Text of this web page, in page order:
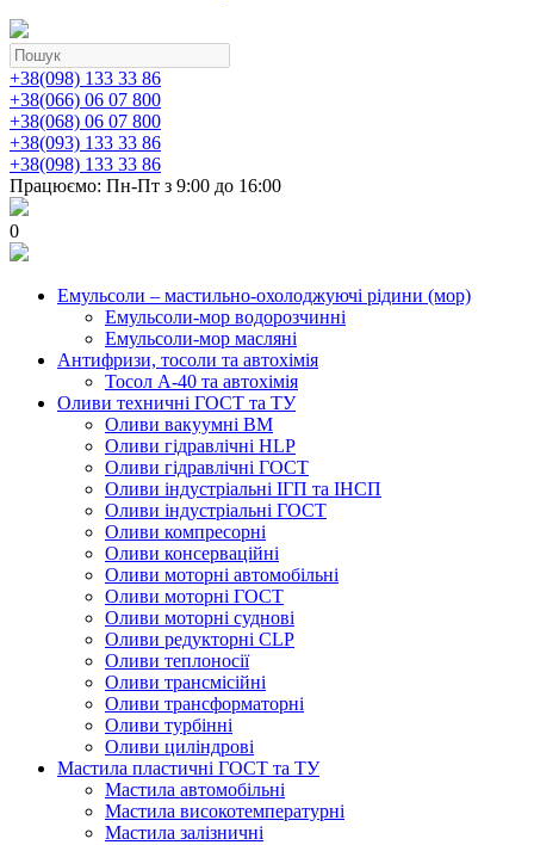
+38(098) 133 33 86
+38(066) 06 07 800
+38(068) 06 07 800
+38(093) 133 33 86
+38(098) 133 33 86
Працюємо: Пн-Пт з 9:00 до 16:00
0
Емульсоли – мастильно-охолоджуючі рідини (мор)
Емульсоли-мор водорозчинні
Емульсоли-мор масляні
Антифризи, тосоли та автохімія
Тосол А-40 та автохімія
Оливи техничні ГОСТ та ТУ
Оливи вакуумні ВМ
Оливи гідравлічні HLP
Оливи гідравлічні ГОСТ
Оливи індустріальні ІГП та ІНСП
Оливи індустріальні ГОСТ
Оливи компресорні
Оливи консерваційні
Оливи моторні автомобільні
Оливи моторні ГОСТ
Оливи моторні суднові
Оливи редукторні CLP
Оливи теплоносії
Оливи трансмісійні
Оливи трансформаторні
Оливи турбінні
Оливи циліндрові
Мастила пластичні ГОСТ та ТУ
Мастила автомобільні
Мастила високотемпературні
Мастила залізничні